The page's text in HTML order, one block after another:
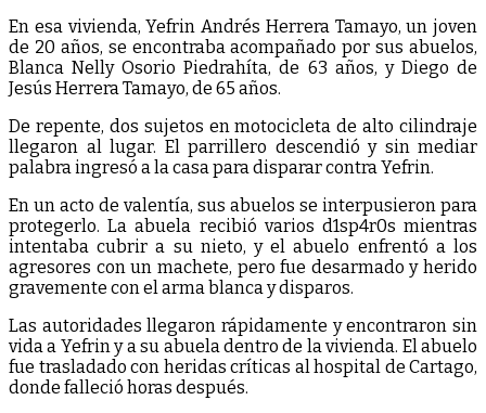
En esa vivienda, Yefrin Andrés Herrera Tamayo, un joven
de 20 años, se encontraba acompañado por sus abuelos,
Blanca Nelly Osorio Piedrahíta, de 63 años, y Diego de
Jesús Herrera Tamayo, de 65 años.
De repente, dos sujetos en motocicleta de alto cilindraje
llegaron al lugar. El parrillero descendió y sin mediar
palabra ingresó a la casa para disparar contra Yefrin.
En un acto de valentía, sus abuelos se interpusieron para
protegerlo. La abuela recibió varios d1sp4r0s mientras
intentaba cubrir a su nieto, y el abuelo enfrentó a los
agresores con un machete, pero fue desarmado y herido
gravemente con el arma blanca y disparos.
Las autoridades llegaron rápidamente y encontraron sin
vida a Yefrin y a su abuela dentro de la vivienda. El abuelo
fue trasladado con heridas críticas al hospital de Cartago,
donde falleció horas después.